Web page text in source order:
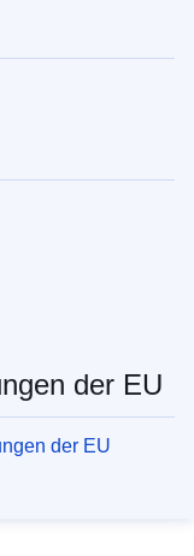
der EU
der EU